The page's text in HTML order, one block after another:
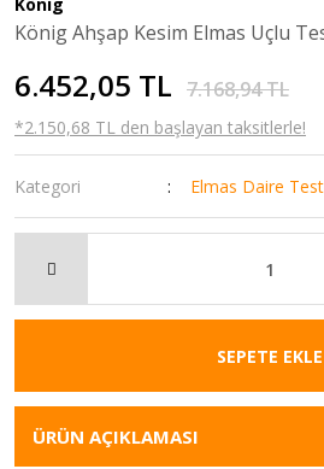
König Ahşap Kesim Elmas Uçlu
6.452,05 TL 7.168,94 TL
*2.150,68 TL den başlayan taksitlerle!
Kategori Elmas Daire
SEPETE EKLE
ÜRÜN AÇIKLAMASI